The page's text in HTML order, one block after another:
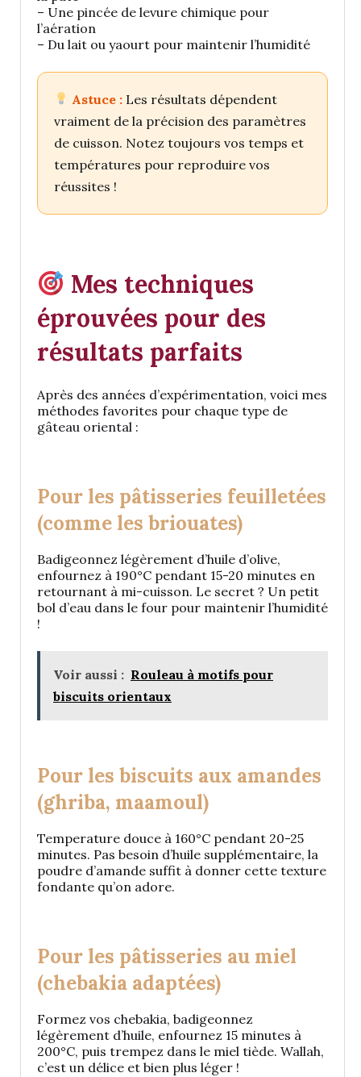
– Une pincée de levure chimique pour
l’aération
– Du lait ou yaourt pour maintenir l’humidité
Astuce : Les résultats dépendent
vraiment de la précision des paramètres
de cuisson. Notez toujours vos temps et
températures pour reproduire vos
réussites !
Mes techniques
éprouvées pour des
résultats parfaits
Après des années d’expérimentation, voici mes
méthodes favorites pour chaque type de
gâteau oriental :
Pour les pâtisseries feuilletées
(comme les briouates)
Badigeonnez légèrement d’huile d’olive,
enfournez à 190°C pendant 15-20 minutes en
retournant à mi-cuisson. Le secret ? Un petit
bol d’eau dans le four pour maintenir l’humidité
!
Voir aussi : Rouleau à motifs pour
biscuits orientaux
Pour les biscuits aux amandes
(ghriba, maamoul)
Temperature douce à 160°C pendant 20-25
minutes. Pas besoin d’huile supplémentaire, la
poudre d’amande suffit à donner cette texture
fondante qu’on adore.
Pour les pâtisseries au miel
(chebakia adaptées)
Formez vos chebakia, badigeonnez
légèrement d’huile, enfournez 15 minutes à
200°C, puis trempez dans le miel tiède. Wallah,
c’est un délice et bien plus léger !